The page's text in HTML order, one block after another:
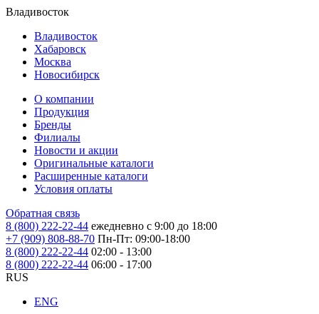
Владивосток
Владивосток
Хабаровск
Москва
Новосибирск
О компании
Продукция
Бренды
Филиалы
Новости и акции
Оригинальные каталоги
Расширенные каталоги
Условия оплаты
Обратная связь
8 (800) 222-22-44 ежедневно с 9:00 до 18:00
+7 (909) 808-88-70 Пн-Пт: 09:00-18:00
8 (800) 222-22-44 02:00 - 13:00
8 (800) 222-22-44 06:00 - 17:00
RUS
ENG